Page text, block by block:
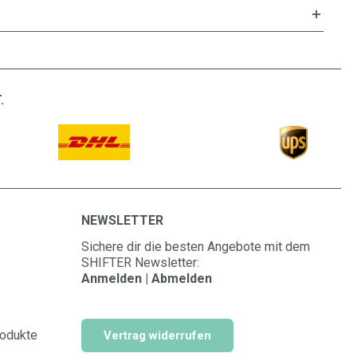
NEWSLETTER
Sichere dir die besten Angebote mit dem
SHIFTER Newsletter:
Anmelden | Abmelden
Vertrag widerrufen